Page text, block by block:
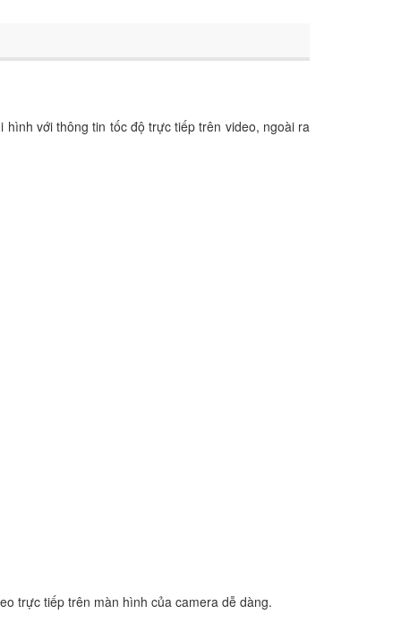
với thông tin tốc độ trực tiếp trên video, ngoài ra
trực tiếp trên màn hình của camera dễ dàng.